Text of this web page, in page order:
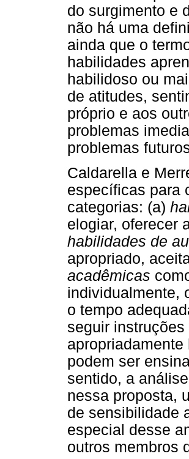
do surgimento e
não há uma
ainda que o
habilidades
habilidoso ou
de atitudes,
próprio e aos
problemas
problemas
Caldarella e
específicas para
categorias: (a)
elogiar, oferecer
habilidades de
apropriado,
acadêmicas
individualmente,
o tempo
seguir
podem ser
sentido, a
nessa proposta,
de sensibilidade
especial desse
outros membros